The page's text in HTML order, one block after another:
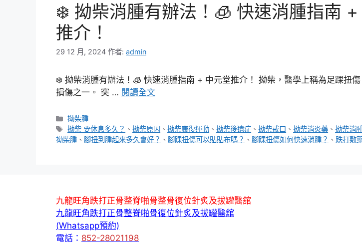
❄️ 拗柴消腫有辦法！🧊 快速消腫指南 +
推介！
29 12 月, 2024 作者: admin
❄️ 拗柴消腫有辦法！🧊 快速消腫指南 + 中元堂推介！ 拗柴，醫學上稱為足踝扭
損傷之一。 突 … 閱讀全文
分
類
拗柴腫
標
籤
拗柴 要休息多久？ 、拗柴原因 、拗柴康復運動 、拗柴後遺症 、拗柴戒口 、拗柴消炎藥 、拗柴消
拗柴腫 、 腳扭到腫起來多久會好？ 、 腳踝扭傷可以貼貼布嗎？ 、 腳踝扭傷如何快速消腫？ 、 跌打敷
九龍旺角跌打正骨整脊啪骨整骨復位針炙及拔罐醫舘
九龍旺角跌打正骨整脊啪骨復位針炙及拔罐醫舘
(Whatsapp預約)
電話： 852-28021198